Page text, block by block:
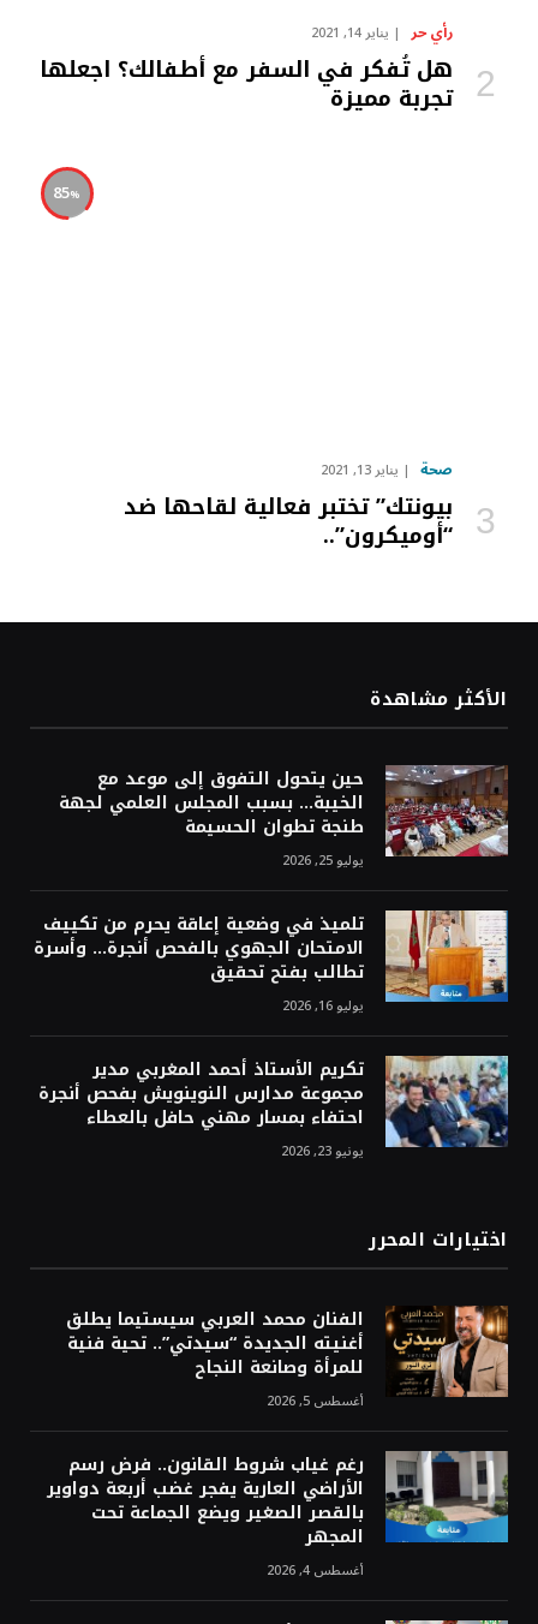
رأي حر يناير 14, 2021
هل تُفكر في السفر مع أطفالك؟ اجعلها
تجربة مميزة
85
صحة يناير 13, 2021
بيونتك” تختبر فعالية لقاحها ضد
“أوميكرون”..
الأكثر مشاهدة
حين يتحول التفوق إلى موعد مع
الخيبة… بسبب المجلس العلمي لجهة
طنجة تطوان الحسيمة
يوليو 25, 2026
تلميذ في وضعية إعاقة يحرم من تكييف
الامتحان الجهوي بالفحص أنجرة… وأسرة
تطالب بفتح تحقيق
يوليو 16, 2026
تكريم الأستاذ أحمد المغربي مدير
مجموعة مدارس النوينويش بفحص أنجرة
احتفاء بمسار مهني حافل بالعطاء
يونيو 23, 2026
اختيارات المحرر
الفنان محمد العربي سيستيما يطلق
أغنيته الجديدة “سيدتي”.. تحية فنية
للمرأة وصانعة النجاح
أغسطس 5, 2026
رغم غياب شروط القانون.. فرض رسم
الأراضي العارية يفجر غضب أربعة دواوير
بالقصر الصغير ويضع الجماعة تحت
المجهر
أغسطس 4, 2026